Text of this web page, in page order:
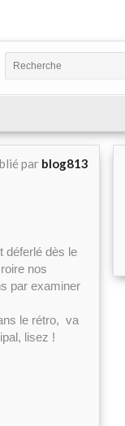
par blog813
déferlé dès le
nos
par examiner
le rétro, va
lisez !